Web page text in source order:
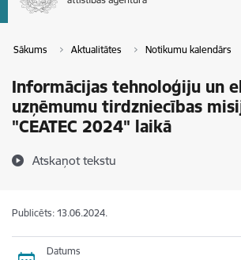
Sākums Aktualitātes Notikumu kalendārs
Informācijas tehnoloģiju un
uzņēmumu tirdzniecības
"CEATEC 2024" laikā
Atskaņot tekstu
Publicēts: 13.06.2024.
Datums